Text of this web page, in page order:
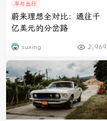
车与出行
蔚来理想全对比：通往千
亿美元的分岔路
suxing 2,969